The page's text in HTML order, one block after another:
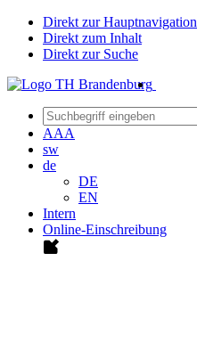
Direkt zur Hauptnavigation
Direkt zum Inhalt
Direkt zur Suche
AAA
sw
de
DE
EN
Intern
Online-Einschreibung